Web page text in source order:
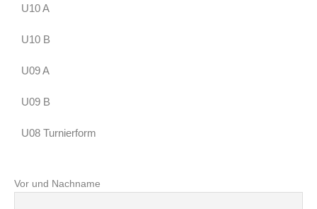
Vor und Nachname
U10 A
U10 B
U09 A
U09 B
U08 Turnierform